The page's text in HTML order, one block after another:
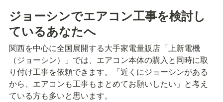
ジョーシンでエアコン工事を検討し
ているあなたへ
関西を中心に全国展開する大手家電量販店「上新電機
（ジョーシン）」では、エアコン本体の購入と同時に取
り付け工事を依頼できます。「近くにジョーシンがある
から、エアコンも工事もまとめてお願いしたい」と考え
ている方も多いと思います。